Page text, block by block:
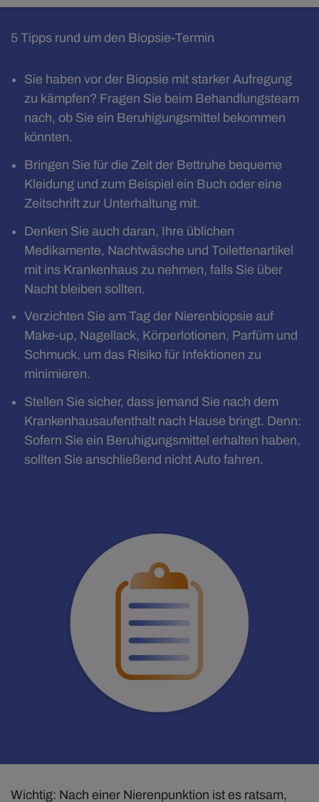
5 Tipps rund um den Biopsie-Termin
Sie haben vor der Biopsie mit starker Aufregung
zu kämpfen? Fragen Sie beim Behandlungsteam
nach, ob Sie ein Beruhigungsmittel bekommen
könnten.
Bringen Sie für die Zeit der Bettruhe bequeme
Kleidung und zum Beispiel ein Buch oder eine
Zeitschrift zur Unterhaltung mit.
Denken Sie auch daran, Ihre üblichen
Medikamente, Nachtwäsche und Toilettenartikel
mit ins Krankenhaus zu nehmen, falls Sie über
Nacht bleiben sollten.
Verzichten Sie am Tag der Nierenbiopsie auf
Make-up, Nagellack, Körperlotionen, Parfüm und
Schmuck, um das Risiko für Infektionen zu
minimieren.
Stellen Sie sicher, dass jemand Sie nach dem
Krankenhausaufenthalt nach Hause bringt. Denn:
Sofern Sie ein Beruhigungsmittel erhalten haben,
sollten Sie anschließend nicht Auto fahren.
Wichtig: Nach einer Nierenpunktion ist es ratsam,